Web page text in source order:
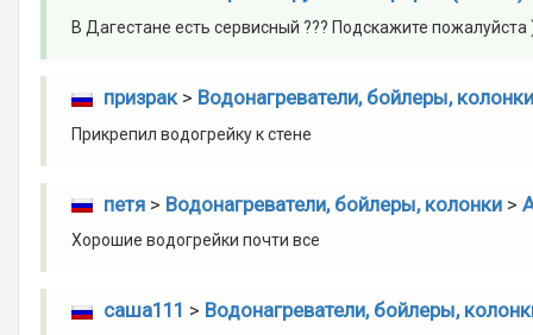
В Дагестане есть сервисный ??? Подскажите
призрак> Водонагреватели, бойлеры, колонки
Прикрепил водогрейку к стене
петя> Водонагреватели, бойлеры, колонки>
Хорошие водогрейки почти все
саша111 > Водонагреватели, бойлеры,